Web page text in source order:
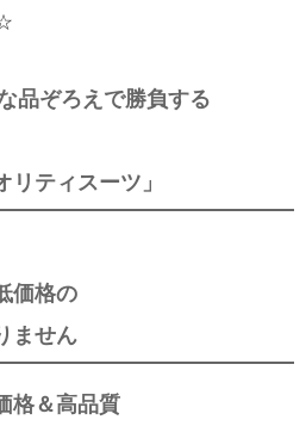
品ぞろえで勝負する
リティスーツ」
価格の
ません
格＆高品質